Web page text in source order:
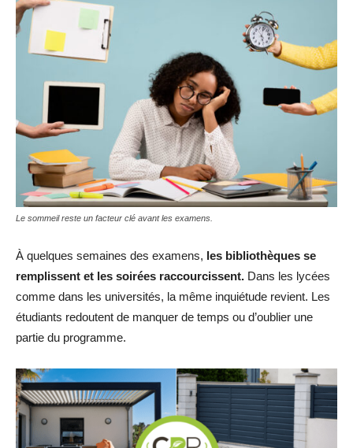
Le sommeil reste un facteur clé avant les examens.
À quelques semaines des examens, les bibliothèques se
remplissent et les soirées raccourcissent. Dans les lycées
comme dans les universités, la même inquiétude revient. Les
étudiants redoutent de manquer de temps ou d’oublier une
partie du programme.